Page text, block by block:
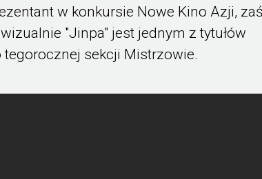
w konkursie Nowe Kino Azji,
"Jinpa" jest jednym z tytułów
tegorocznej sekcji Mistrzowie.